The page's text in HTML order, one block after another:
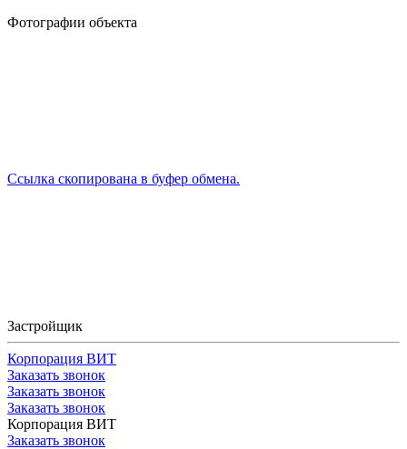
Фотографии объекта
Ссылка скопирована в буфер обмена.
Застройщик
Корпорация ВИТ
Заказать звонок
Заказать звонок
Заказать звонок
Корпорация ВИТ
Заказать звонок